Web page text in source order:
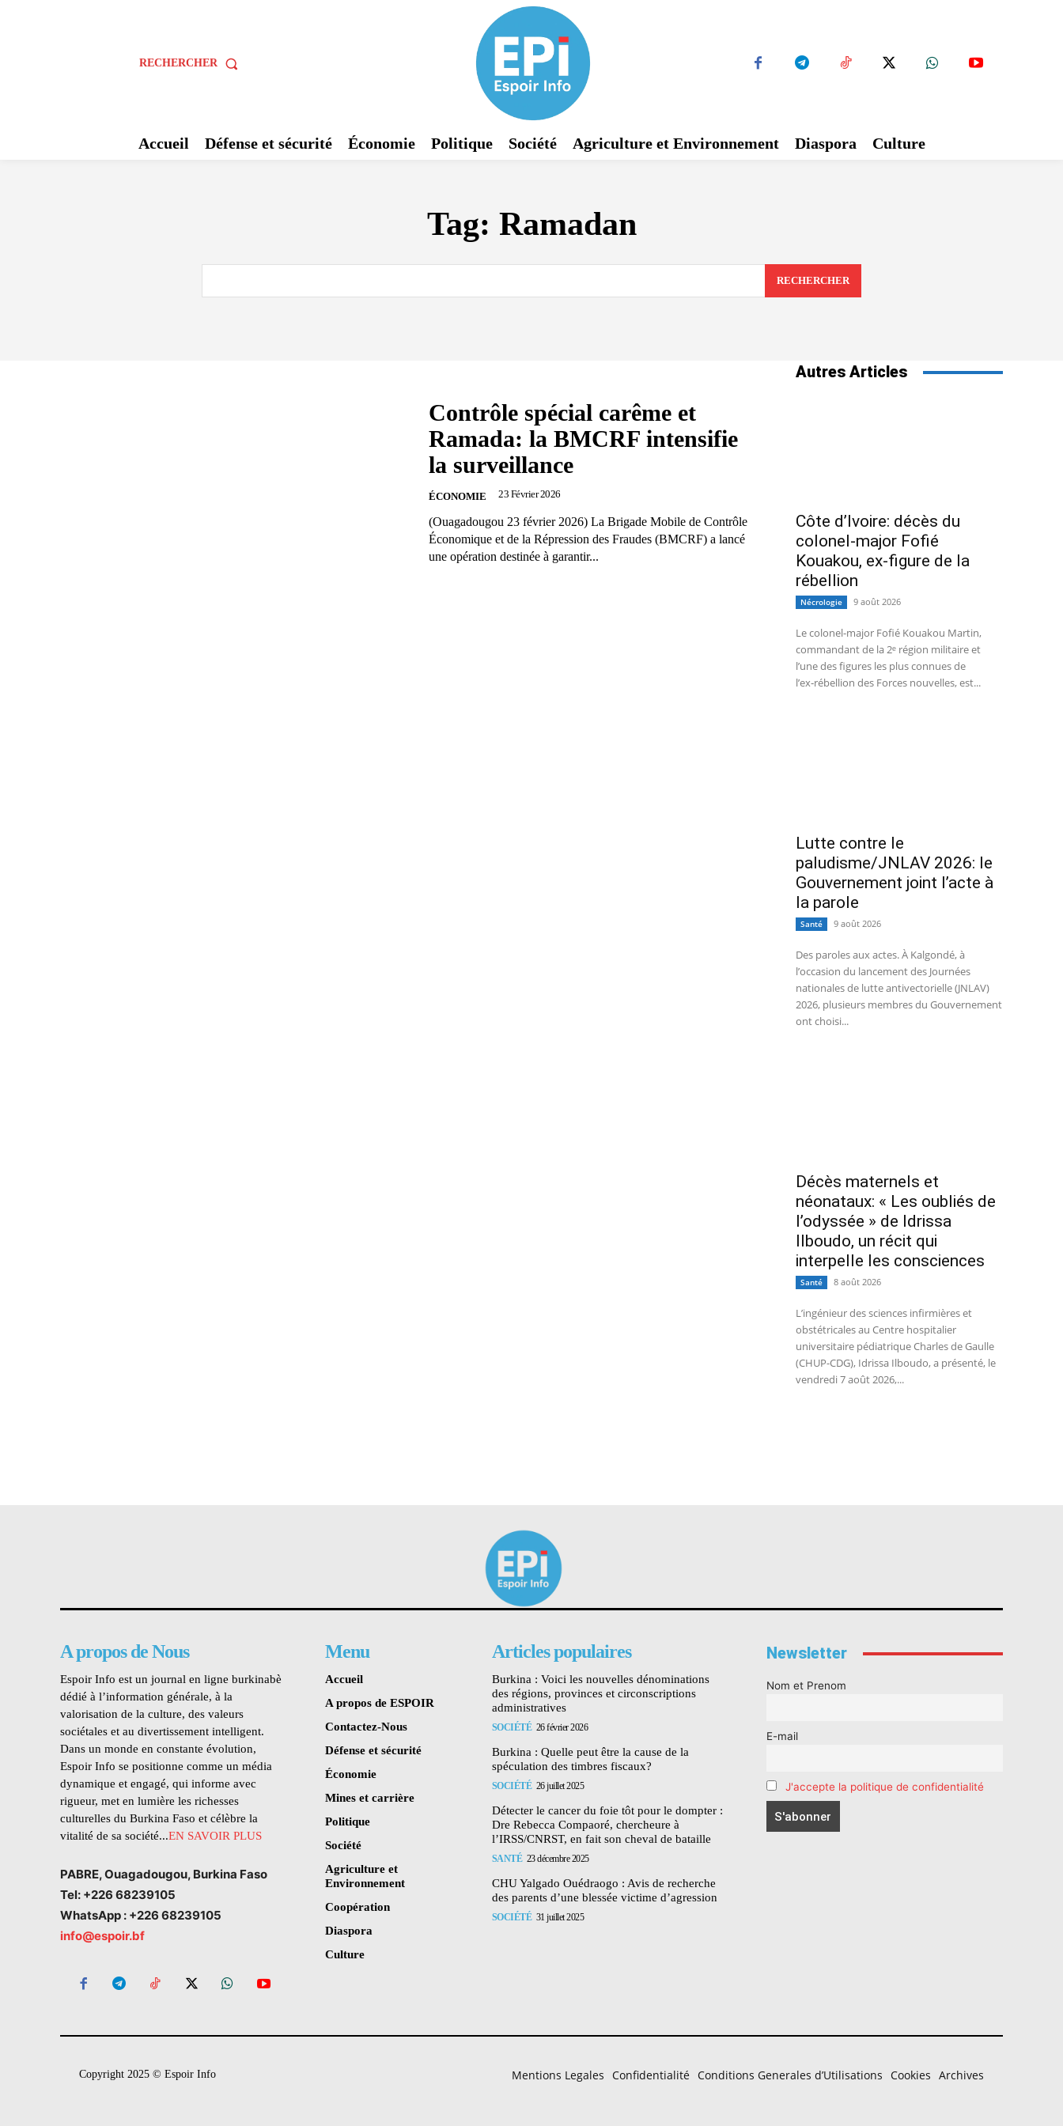
RECHERCHER
Accueil Défense et sécurité Économie Politique Société Agriculture et Environnement Diaspora Culture
Tag: Ramadan
RECHERCHER
Contrôle spécial carême et
Ramada: la BMCRF intensifie
la surveillance
ÉCONOMIE 23 Février 2026
(Ouagadougou 23 février 2026) La Brigade Mobile de Contrôle
Économique et de la Répression des Fraudes (BMCRF) a lancé
une opération destinée à garantir...
Autres Articles
Côte d’Ivoire: décès du
colonel-major Fofié
Kouakou, ex-figure de la
rébellion
Nécrologie 9 août 2026
Le colonel-major Fofié Kouakou Martin,
commandant de la 2ᵉ région militaire et
l’une des figures les plus connues de
l’ex‑rébellion des Forces nouvelles, est...
Lutte contre le
paludisme/JNLAV 2026: le
Gouvernement joint l’acte à
la parole
Santé 9 août 2026
Des paroles aux actes. À Kalgondé, à
l’occasion du lancement des Journées
nationales de lutte antivectorielle (JNLAV)
2026, plusieurs membres du Gouvernement
ont choisi...
Décès maternels et
néonataux: « Les oubliés de
l’odyssée » de Idrissa
Ilboudo, un récit qui
interpelle les consciences
Santé 8 août 2026
L’ingénieur des sciences infirmières et
obstétricales au Centre hospitalier
universitaire pédiatrique Charles de Gaulle
(CHUP-CDG), Idrissa Ilboudo, a présenté, le
vendredi 7 août 2026,...
A propos de Nous
Espoir Info est un journal en ligne burkinabè
dédié à l’information générale, à la
valorisation de la culture, des valeurs
sociétales et au divertissement intelligent.
Dans un monde en constante évolution,
Espoir Info se positionne comme un média
dynamique et engagé, qui informe avec
rigueur, met en lumière les richesses
culturelles du Burkina Faso et célèbre la
vitalité de sa société...EN SAVOIR PLUS
PABRE, Ouagadougou, Burkina Faso
Tel: +226 68239105
WhatsApp : +226 68239105
info@espoir.bf
Menu
Accueil
A propos de ESPOIR
Contactez-Nous
Défense et sécurité
Économie
Mines et carrière
Politique
Société
Agriculture et
Environnement
Coopération
Diaspora
Culture
Articles populaires
Burkina : Voici les nouvelles dénominations
des régions, provinces et circonscriptions
administratives
SOCIÉTÉ 26 février 2026
Burkina : Quelle peut être la cause de la
spéculation des timbres fiscaux?
SOCIÉTÉ 26 juillet 2025
Détecter le cancer du foie tôt pour le dompter :
Dre Rebecca Compaoré, chercheure à
l’IRSS/CNRST, en fait son cheval de bataille
SANTÉ 23 décembre 2025
CHU Yalgado Ouédraogo : Avis de recherche
des parents d’une blessée victime d’agression
SOCIÉTÉ 31 juillet 2025
Newsletter
Nom et Prenom
E-mail
J'accepte la politique de confidentialité
Copyright 2025 © Espoir Info Mentions Legales Confidentialité Conditions Generales d’Utilisations Cookies Archives